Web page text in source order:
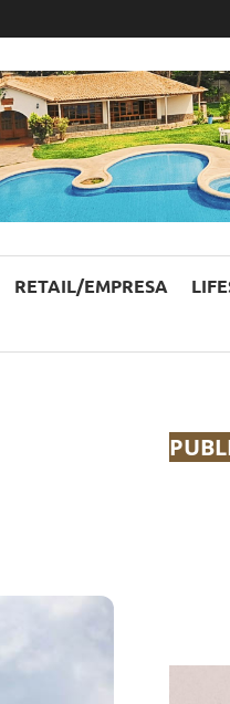
RETAIL/EMPRESA